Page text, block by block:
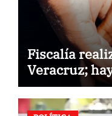
Fiscalía
Veracruz;